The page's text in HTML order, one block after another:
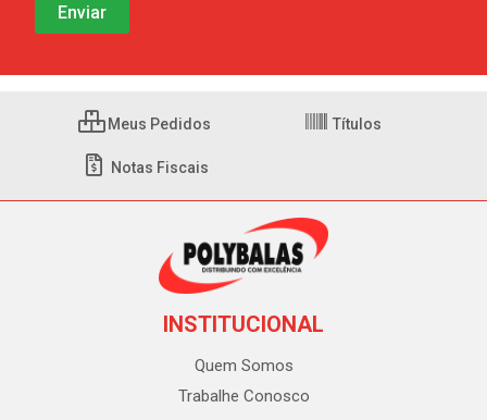
Meus Pedidos Títulos
Notas Fiscais
INSTITUCIONAL
Quem Somos
Trabalhe Conosco